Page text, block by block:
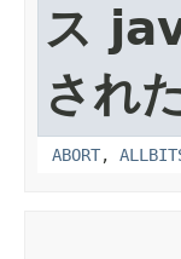
ス
され
ABORT,